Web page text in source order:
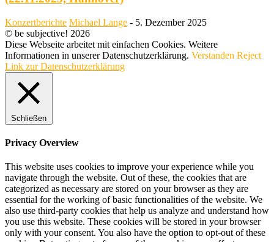
Konzertberichte Michael Lange - 5. Dezember 2025
© be subjective! 2026
Diese Webseite arbeitet mit einfachen Cookies. Weitere
Informationen in unserer Datenschutzerklärung. Verstanden Reject
Link zur Datenschutzerklärung
Schließen
Privacy Overview
This website uses cookies to improve your experience while you
navigate through the website. Out of these, the cookies that are
categorized as necessary are stored on your browser as they are
essential for the working of basic functionalities of the website. We
also use third-party cookies that help us analyze and understand how
you use this website. These cookies will be stored in your browser
only with your consent. You also have the option to opt-out of these